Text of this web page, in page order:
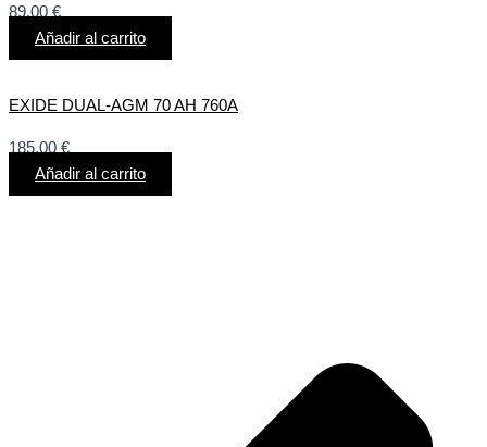
89,00 €
Añadir al carrito
EXIDE DUAL-AGM 70 AH 760A
185,00 €
Añadir al carrito